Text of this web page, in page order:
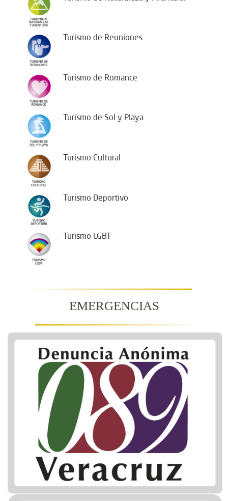
Turismo de Reuniones
Turismo de Romance
Turismo de Sol y Playa
Turismo Cultural
Turismo Deportivo
Turismo LGBT
EMERGENCIAS